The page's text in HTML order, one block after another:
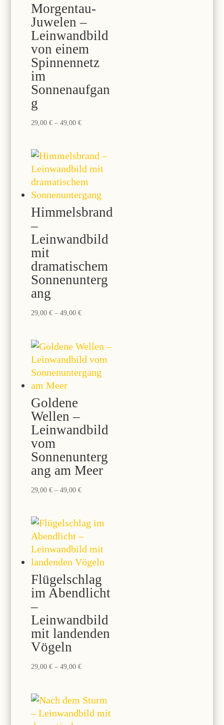
Morgentau-
Juwelen –
Leinwandbild
von einem
Spinnennetz
im
Sonnenaufgan
g
29,00€ –49,00€Preisspanne:
49,00 €
Himmelsbrand
–
Leinwandbild
mit
dramatischem
Sonnenunterg
ang
29,00€ –49,00€Preisspanne:
49,00 €
Goldene
Wellen –
Leinwandbild
vom
Sonnenunterg
ang am Meer
29,00€ –49,00€Preisspanne:
49,00 €
Flügelschlag
im Abendlicht
–
Leinwandbild
mit landenden
Vögeln
29,00€ –49,00€Preisspanne:
49,00 €